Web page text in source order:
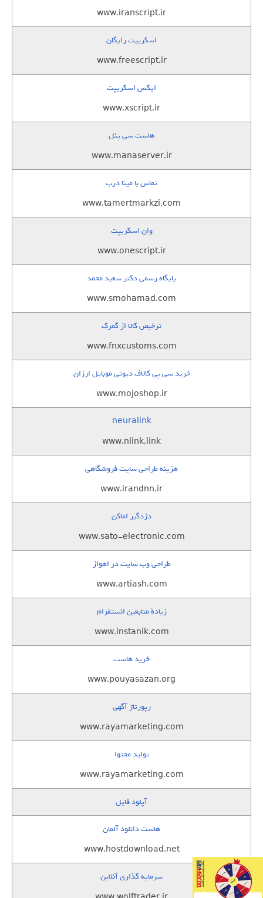
www.iranscript.ir
اسکریپت رایگان
www.freescript.ir
ایکس اسکریپت
www.xscript.ir
هاست سی پنل
www.manaserver.ir
تماس با مینا درب
www.tamertmarkzi.com
وان اسکریپت
www.onescript.ir
پایگاه رسمی دکتر سعید محمد
www.smohamad.com
ترخیص کالا از گمرک
www.fnxcustoms.com
خرید سی پی کالاف دیوتی موبایل ارزان
www.mojoshop.ir
neuralink
www.nlink.link
هزینه طراحی سایت فروشگاهی
www.irandnn.ir
دزدگیر اماکن
www.sato-electronic.com
طراحی وب سایت در اهواز
www.artiash.com
زيادة متابعين انستقرام
www.instanik.com
خرید هاست
www.pouyasazan.org
رپورتاژ آگهی
www.rayamarketing.com
تولید محتوا
www.rayamarketing.com
آپلود فایل
هاست دانلود آلمان
www.hostdownload.net
سرمایه گذاری آنلاین